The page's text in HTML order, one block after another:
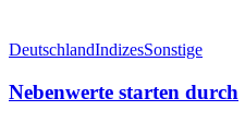
DeutschlandIndizesSonstige
Nebenwerte starten durch